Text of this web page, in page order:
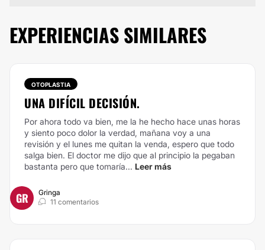
EXPERIENCIAS SIMILARES
OTOPLASTIA
UNA DIFÍCIL DECISIÓN.
Por ahora todo va bien, me la he hecho hace unas horas
y siento poco dolor la verdad, mañana voy a una
revisión y el lunes me quitan la venda, espero que todo
salga bien. El doctor me dijo que al principio la pegaban
bastanta pero que tomaría... Leer más
GR
Gringa
11 comentarios